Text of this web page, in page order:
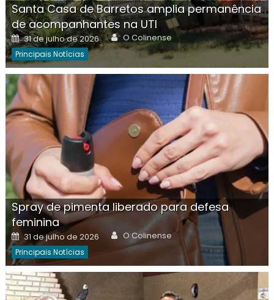
Santa Casa de Barretos amplia permanência
de acompanhantes na UTI
Posted
on
31 de julho de 2026 Author
O Colinense
Principais Notícias
Spray de pimenta liberado para defesa
feminina
Posted
on
31 de julho de 2026 Author
O Colinense
Principais Notícias